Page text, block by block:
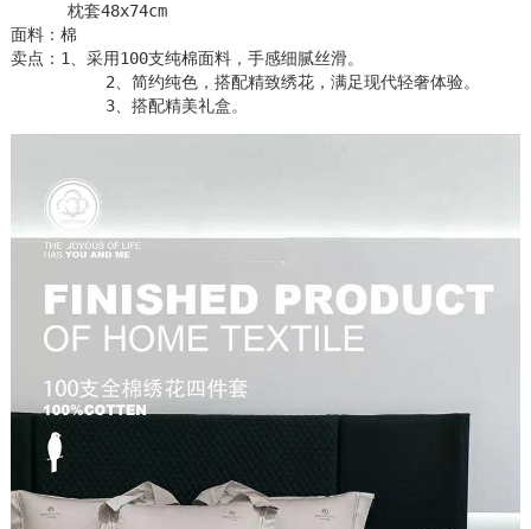
      枕套48x74cm
面料：棉
卖点：1、采用100支纯棉面料，手感细腻丝滑。
          3、搭配精美礼盒。